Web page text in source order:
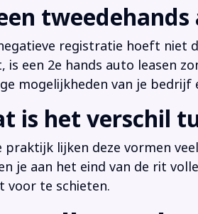
registratie hoeft niet
is een 2e hands auto leasen
mogelijkheden van je bedrijf
is het verschil
praktijk lijken deze vormen
je aan het eind van de rit
voor te schieten.